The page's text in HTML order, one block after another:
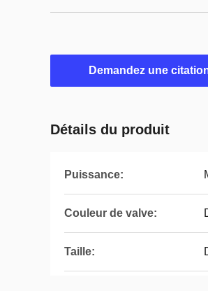
Demandez une
Détails du produit
Puissance:
Couleur de valve:
Taille: